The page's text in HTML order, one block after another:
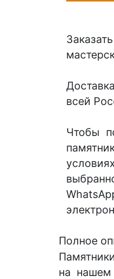
всей
Чтобы
Полное
на нашем